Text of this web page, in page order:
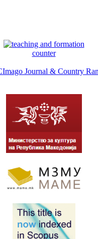
counter